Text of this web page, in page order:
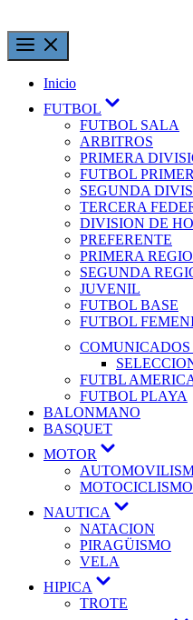
Inicio
FUTBOL
FUTBOL SALA
ARBITROS
PRIMERA
FUTBOL
SEGUNDA
TERCERA
DIVISION DE
PREFERENTE
PRIMERA
SEGUNDA
JUVENIL
FUTBOL BASE
FUTBOL
COMUNICADOS
FUTBL
FUTBOL PLAYA
BALONMANO
BASQUET
MOTOR
MOTOCICLISMO
NAUTICA
NATACION
PIRAGÜISMO
VELA
HIPICA
TROTE